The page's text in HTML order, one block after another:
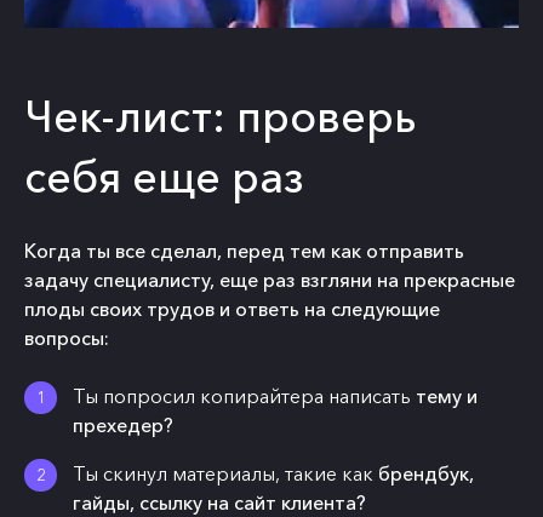
Чек-лист: проверь
себя еще раз
Когда ты все сделал, перед тем как отправить
задачу специалисту, еще раз взгляни на прекрасные
плоды своих трудов и ответь на следующие
вопросы:
Ты попросил копирайтера написать тему и
прехедер?
Ты скинул материалы, такие как брендбук,
гайды, ссылку на сайт клиента?